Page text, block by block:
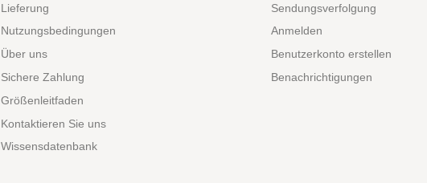
Lieferung
Nutzungsbedingungen
Über uns
Sichere Zahlung
Größenleitfaden
Kontaktieren Sie uns
Wissensdatenbank
Sendungsverfolgung
Anmelden
Benutzerkonto erstellen
Benachrichtigungen